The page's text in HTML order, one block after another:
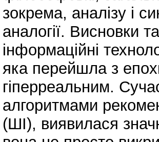
зокрема, аналізу і
аналогії. Висновки
інформаційні
яка перейшла з
гіперреальним.
алгоритмами
(ШІ), виявилася